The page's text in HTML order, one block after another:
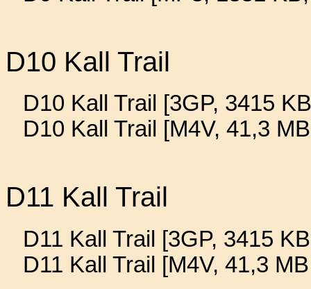
D10 Kall Trail
D10 Kall Trail [3GP, 3415
D10 Kall Trail [M4V, 41,3
D11 Kall Trail
D11 Kall Trail [3GP, 3415
D11 Kall Trail [M4V, 41,3